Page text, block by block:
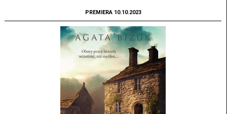
PREMIERA 10.10.2023